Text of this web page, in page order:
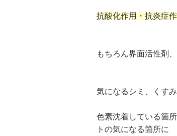
抗酸化作用・抗炎症
もちろん界面活性剤
気になるシミ、くす
色素沈着している箇
トの気になる箇所に